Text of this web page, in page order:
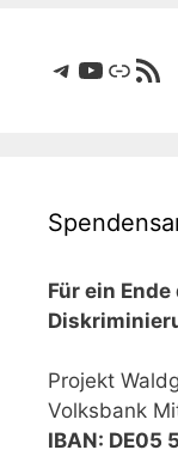
Telegram
YouTube
Link
RSS-
Für ein
Projekt
Volksbank
IBAN: DE05